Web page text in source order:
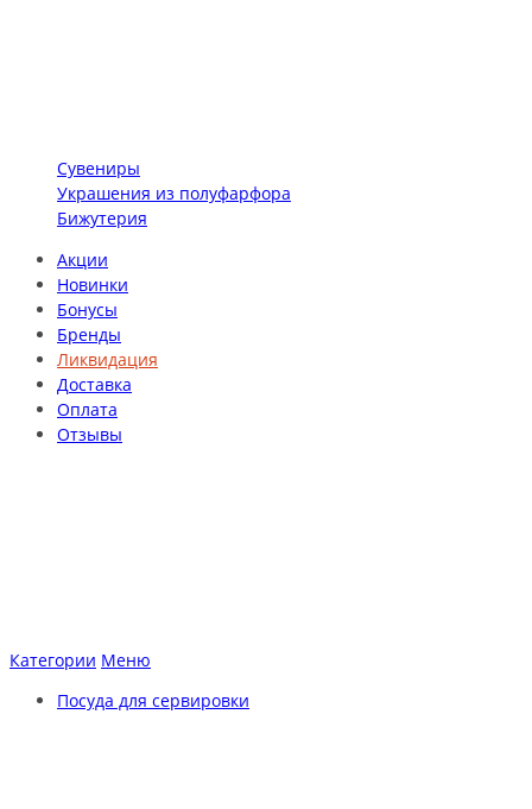
Сувениры
Украшения из полуфарфора
Бижутерия
Акции
Новинки
Бонусы
Бренды
Ликвидация
Доставка
Оплата
Отзывы
Категории Меню
Посуда для сервировки